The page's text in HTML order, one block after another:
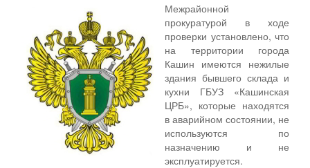
Межрайонной
прокуратурой в ходе
проверки установлено, что
на территории города
Кашин имеются нежилые
здания бывшего склада и
кухни ГБУЗ «Кашинская
ЦРБ», которые находятся
в аварийном состоянии, не
используются по
назначению и не
эксплуатируется.